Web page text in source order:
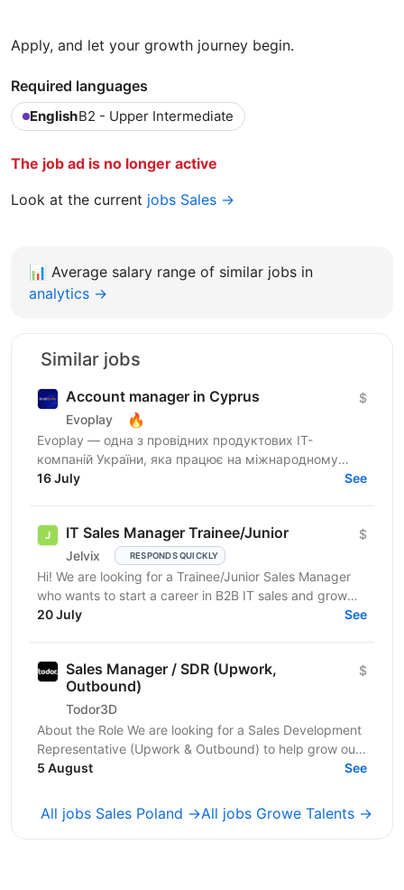
Apply, and let your growth journey begin.
Required languages
EnglishB2 - Upper Intermediate
The job ad is no longer active
Look at the current jobs Sales →
📊 Average salary range of similar jobs in
analytics →
Similar jobs
Account manager in Cyprus
Evoplay 🔥
$
Evoplay — одна з провідних продуктових IT-
компаній України, яка працює на міжнародному
ринку та створює комплексні B2B-рішення для
16 July See
IT Sales Manager Trainee/Junior
Jelvix RESPONDS QUICKLY
$
Hi! We are looking for a Trainee/Junior Sales Manager
who wants to start a career in B2B IT sales and grow
professionally in this field. This role is a...
20 July See
Sales Manager / SDR (Upwork,
Outbound)
Todor3D
$
About the Role We are looking for a Sales Development
Representative (Upwork & Outbound) to help grow our
client acquisition channels through Upwork,...
5 August See
All jobs Sales Poland →All jobs Growe Talents →